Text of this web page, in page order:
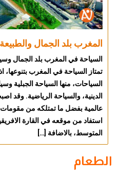
المغرب بلد الجمال
السياحة في المغرب بلد الجمال
تمتاز السياحة في المغرب بتنوعها،
السياحات، منها السياحة الجبلية
الدينية، والسياحة الرياضية. وقد
عالمية بفضل ما تمتلكه من
استفاد من موقعه في القارة
المتوسط، بالاضافة […]
الطعام